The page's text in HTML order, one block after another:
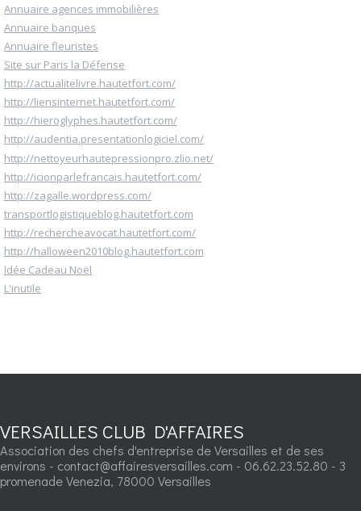
Annuaire agences immobilières
Annuaire banques
Annuaire fleuristes
Site sur Paris la Défense
http://actualitelivre.hautetfort.com/
http://liensinternet.hautetfort.com/
http://hieroglyphes.hautetfort.com/
http://audentia.presentationlogiciel.com/
http://nettoyeurhautepressionpro.zlio.net/
http://icionparlefrancais.hautetfort.com/
http://zagalle.wordpress.com/
transportlogistiqueblog.hautetfort.com
http://rechercheavocat.hautetfort.com/
http://halloween2010blog.hautetfort.com
Idée Cadeau Noël
L'inutile
VERSAILLES CLUB D'AFFAIRES
Association des chefs d'entreprise de Versailles et de ses
environs - contact@affairesversailles.com - 06.62.23.52.80 - 3
promenade Venezia, 78000 Versailles